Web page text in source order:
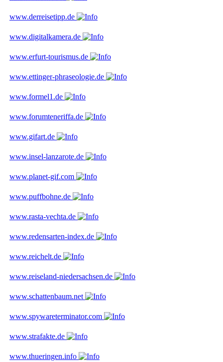
www.derreisetipp.de
www.digitalkamera.de
www.erfurt-tourismus.de
www.ettinger-phraseologie.de
www.formel1.de
www.forumteneriffa.de
www.gifart.de
www.insel-lanzarote.de
www.planet-gif.com
www.puffbohne.de
www.rasta-vechta.de
www.redensarten-index.de
www.reichelt.de
www.reiseland-niedersachsen.de
www.schattenbaum.net
www.spywareterminator.com
www.strafakte.de
www.thueringen.info